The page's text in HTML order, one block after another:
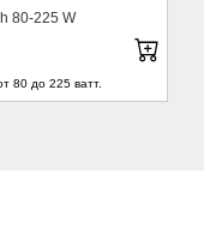
80-225 W
80 до 225 ватт.